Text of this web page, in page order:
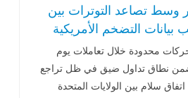
وسط تصاعد التوترات بين
بيانات التضخم الأمريكية
محدودة خلال تعاملات يوم
ضمن نطاق تداول ضيق في ظل تراجع
سلام بين الولايات المتحدة